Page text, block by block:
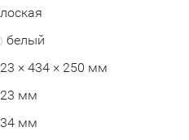
белый
× 434 × 250 мм
мм
мм